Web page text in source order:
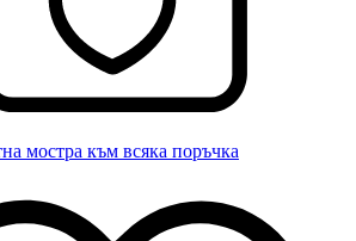
мостра към всяка поръчка